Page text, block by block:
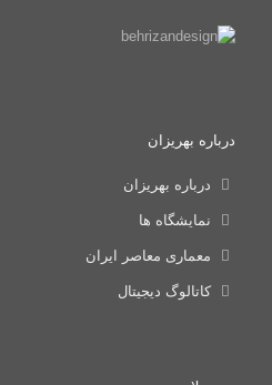
درباره بهریزان
درباره بهریزان
نمایشگاه ها
معماری معاصر ایران
کاتالوگ دیجیتال